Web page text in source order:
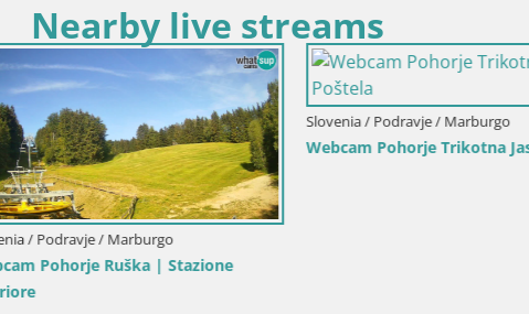
Nearby live streams
/ Marburgo
Ruška | Stazione
Slovenia / Podravje / Marburgo
Webcam Pohorje Trikotna Jasa | Poštela